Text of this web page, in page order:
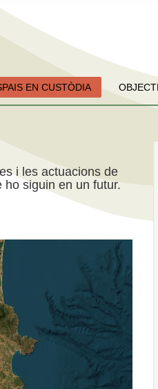
EN CUSTÒDIA
i les actuacions de
siguin en un futur.